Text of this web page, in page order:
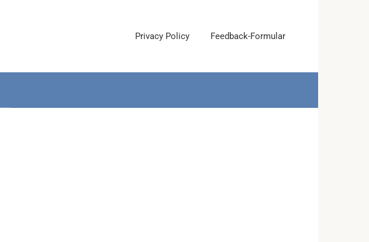
Privacy Policy Feedback-Formular